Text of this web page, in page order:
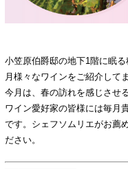
小笠原伯爵邸の地下1階に眠
月様々なワインをご紹介して
今月は、春の訪れを感じさせ
ワイン愛好家の皆様には毎月
です。シェフソムリエがお薦
ださい。